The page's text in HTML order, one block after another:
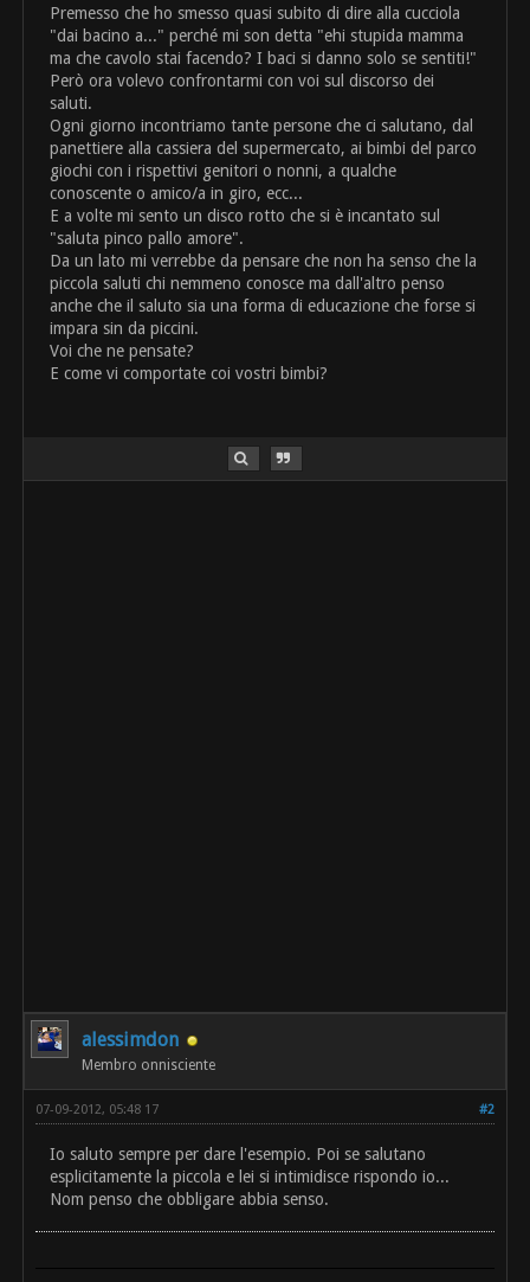
Premesso che ho smesso quasi subito di dire alla cucciola
"dai bacino a..." perché mi son detta "ehi stupida mamma
ma che cavolo stai facendo? I baci si danno solo se sentiti!"
Però ora volevo confrontarmi con voi sul discorso dei
saluti.
Ogni giorno incontriamo tante persone che ci salutano, dal
panettiere alla cassiera del supermercato, ai bimbi del parco
giochi con i rispettivi genitori o nonni, a qualche
conoscente o amico/a in giro, ecc...
E a volte mi sento un disco rotto che si è incantato sul
"saluta pinco pallo amore".
Da un lato mi verrebbe da pensare che non ha senso che la
piccola saluti chi nemmeno conosce ma dall'altro penso
anche che il saluto sia una forma di educazione che forse si
impara sin da piccini.
Voi che ne pensate?
E come vi comportate coi vostri bimbi?
alessimdon
Membro onnisciente
#2
07-09-2012, 05:48 17
Io saluto sempre per dare l'esempio. Poi se salutano
esplicitamente la piccola e lei si intimidisce rispondo io...
Nom penso che obbligare abbia senso.